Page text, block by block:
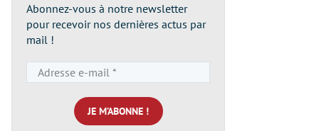
Abonnez-vous à notre newsletter
pour recevoir nos dernières actus par
mail !
e-
mail
*